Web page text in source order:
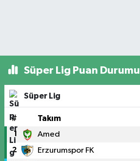
Süper Lig Puan Durumu
Süper Lig
# Takım
1 Amed
2 Erzurumspor FK